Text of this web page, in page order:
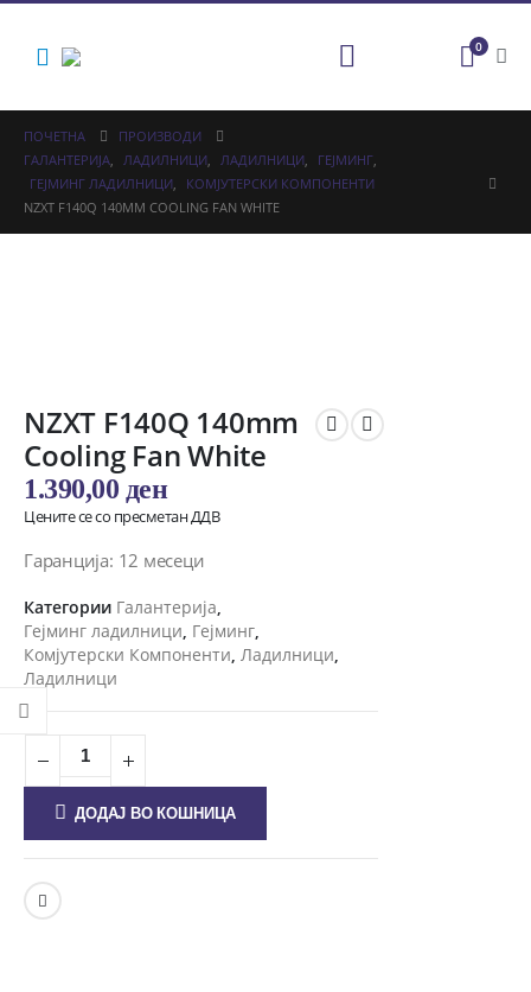
0
ПОЧЕТНА
ПРОИЗВОДИ
ГАЛАНТЕРИЈА, ЛАДИЛНИЦИ, ЛАДИЛНИЦИ, ГЕЈМИНГ,
ГЕЈМИНГ ЛАДИЛНИЦИ,
КОМЈУТЕРСКИ КОМПОНЕНТИ
NZXT F140Q 140MM COOLING FAN WHITE
NZXT F140Q 140mm
Cooling Fan White
1.390,00 ден
Цените се со пресметан ДДВ
Гаранција: 12 месеци
Категории Галантерија,
Гејминг ладилници, Гејминг,
Комјутерски Компоненти, Ладилници,
Ладилници
ДОДАЈ ВО КОШНИЦА